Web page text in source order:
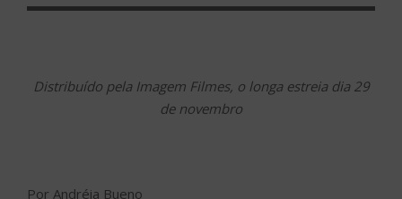
Distribuído pela Imagem Filmes, o longa estreia dia 29
de novembro
Por Andréia Bueno